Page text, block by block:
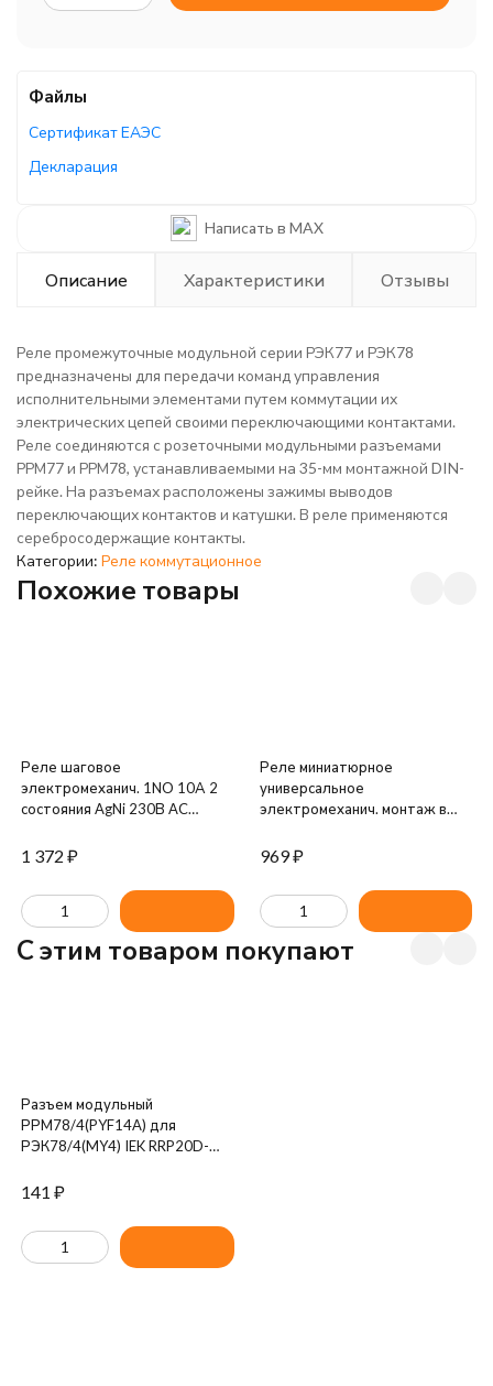
Файлы
Сертификат ЕАЭС
Декларация
Написать в MAX
Описание Характеристики Отзывы
Реле промежуточные модульной серии РЭК77 и РЭК78
предназначены для передачи команд управления
исполнительными элементами путем коммутации их
электрических цепей своими переключающими контактами.
Реле соединяются с розеточными модульными разъемами
РРМ77 и РРМ78, устанавливаемыми на 35-мм монтажной DIN-
рейке. На разъемах расположены зажимы выводов
переключающих контактов и катушки. В реле применяются
серебросодержащие контакты.
Категории: Реле коммутационное
Похожие товары
Реле шаговое
электромеханич. 1NO 10А 2
состояния AgNi 230В AC
FINDER 260182300000
1 372 ₽
Реле миниатюрное
универсальное
электромеханич. монтаж в
RTI FINDER 553482300040
969₽
C этим товаром покупают
Разъем модульный
РРМ78/4(PYF14A) для
РЭК78/4(MY4) IEK RRP20D-
141 ₽